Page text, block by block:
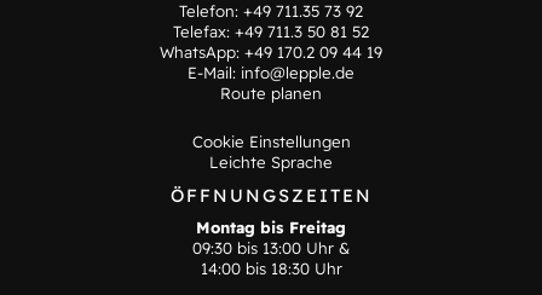
Telefon: +49 711.35 73 92
Telefax: +49 711.3 50 81 52
WhatsApp: +49 170.2 09 44 19
E-Mail: info@lepple.de
Route planen
Cookie Einstellungen
Leichte Sprache
ÖFFNUNGSZEITEN
Montag bis Freitag
09:30 bis 13:00 Uhr &
14:00 bis 18:30 Uhr